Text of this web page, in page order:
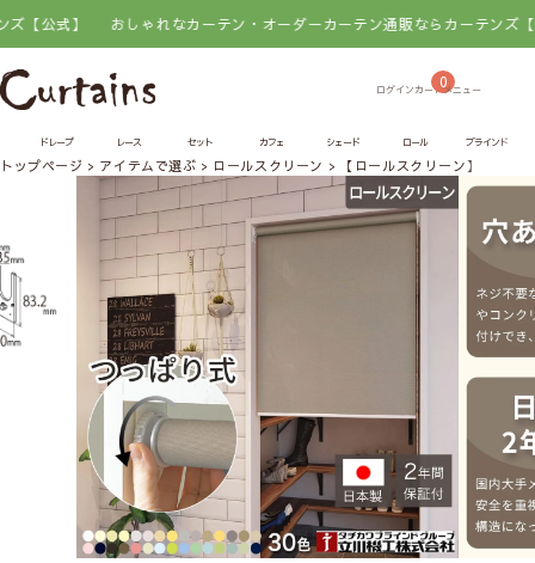
おしゃれなカーテン・オーダーカーテン通販ならカーテンズ【公式】
0
ドレープ レース セット カフェ シェード ロール ブラインド
トップページ アイテムで選ぶ ロールスクリーン 【ロールスクリーン】earth